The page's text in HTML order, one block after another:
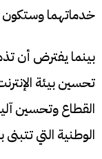
خدماتهما
بينما يفترض أن
تحسين بيئة
القطاع وتحسين
الوطنية التي